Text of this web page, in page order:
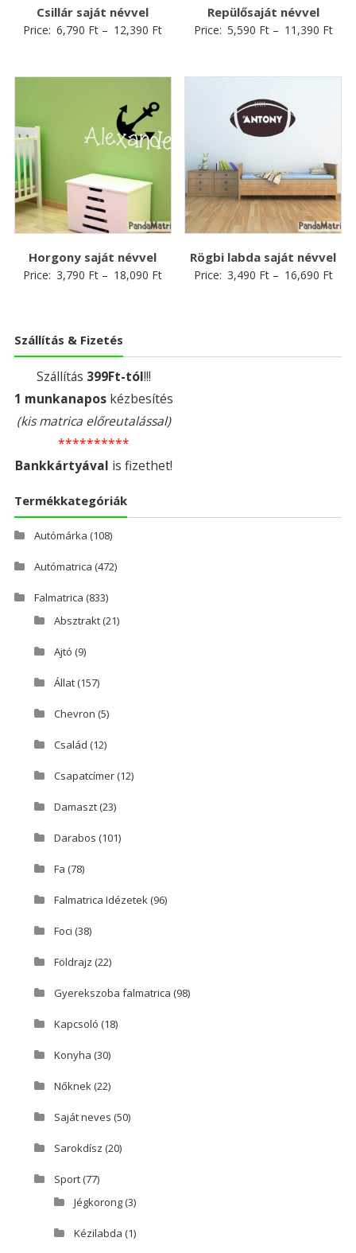
Csillár saját névvel
Price: 6,790 Ft – 12,390 Ft
Repülősaját névvel
Price: 5,590 Ft– 11,390 Ft
Horgony saját névvel
Price: 3,790 Ft – 18,090 Ft
Rögbi labda saját névvel
Price: 3,490 Ft– 16,690 Ft
Szállítás & Fizetés
Szállítás 399Ft-tól!!!
1 munkanaposkézbesítés
(kis matrica előreutalással)
**********
Bankkártyával is fizethet!
Termékkategóriák
Autómárka (108)
Autómatrica (472)
Falmatrica (833)
Absztrakt(21)
Ajtó (9)
Állat(157)
Chevron (5)
Család (12)
Csapatcímer(12)
Damaszt(23)
Darabos (101)
Fa (78)
Falmatrica Idézetek(96)
Foci (38)
Földrajz (22)
Gyerekszoba falmatrica (98)
Kapcsoló (18)
Konyha (30)
Nőknek(22)
Saját neves (50)
Sarokdísz (20)
Sport(77)
Jégkorong(3)
Kézilabda (1)